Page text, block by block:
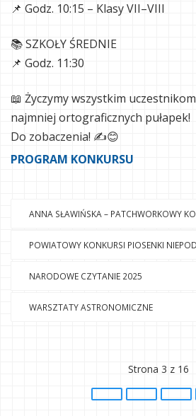
📌 Godz. 10:15 – Klasy VII–VIII
📚 SZKOŁY ŚREDNIE
📌 Godz. 11:30
📖 Życzymy wszystkim
najmniej ortograficznych pułapek!
Do zobaczenia! ✍️😊
PROGRAM KONKURSU
ANNA SŁAWIŃSKA – PATCHWORKOWY
POWIATOWY KONKURSI PIOSENKI
NARODOWE CZYTANIE 2025
WARSZTATY ASTRONOMICZNE
Strona 3 z 16